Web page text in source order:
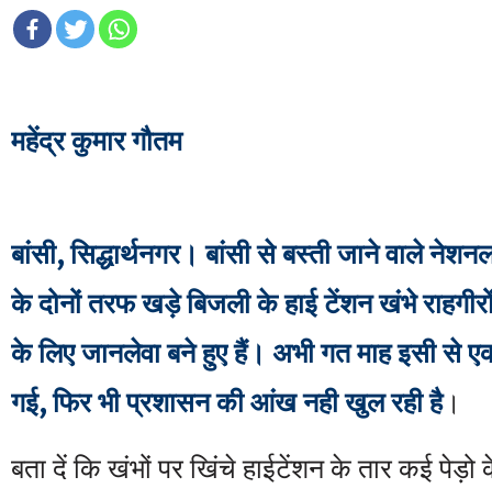
महेंद्र कुमार गौतम
बांसी, सिद्धार्थनगर। बांसी से बस्ती जाने वाले
के दोनों तरफ खड़े बिजली के हाई टेंशन खंभे
के लिए जानलेवा बने हुए हैं। अभी गत माह इसी से
गई, फिर भी प्रशासन की आंख नही खुल रही है।
बता दें कि खंभों पर खिंचे हाईटेंशन के तार कई